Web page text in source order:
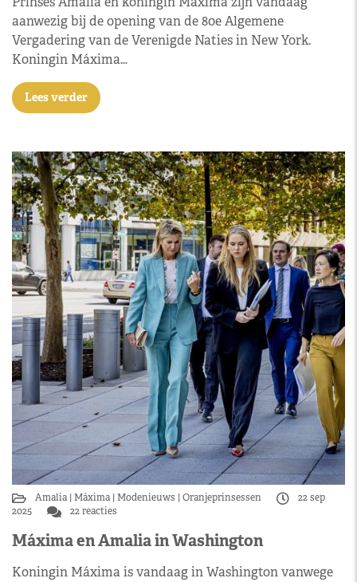
aanwezig bij de opening van de 80e Algemene
Vergadering van de Verenigde Naties in New York.
Koningin Máxima…
Lees verder
Amalia Máxima Modenieuws Oranjeprinsessen
22 sep
2025
22 reacties
Máxima en Amalia in Washington
Koningin Máxima is vandaag in Washington vanwege